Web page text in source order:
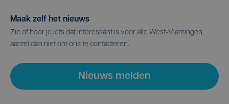
Maak zelf het nieuws
Zie of hoor je iets dat interessant is voor alle West-Vlamingen,
aarzel dan niet om ons te contacteren.
Nieuws melden